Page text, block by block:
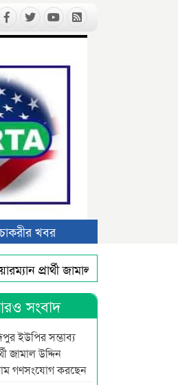
চাকরীর খবর
প্রার্থী জামাল উদ্দিন আহমেদ
৪ জনেরই মরদেহ উদ্ধার
সংবাদ
ইউপির সম্ভাব্য
জামাল উদ্দিন
গণসংযোগ করছেন